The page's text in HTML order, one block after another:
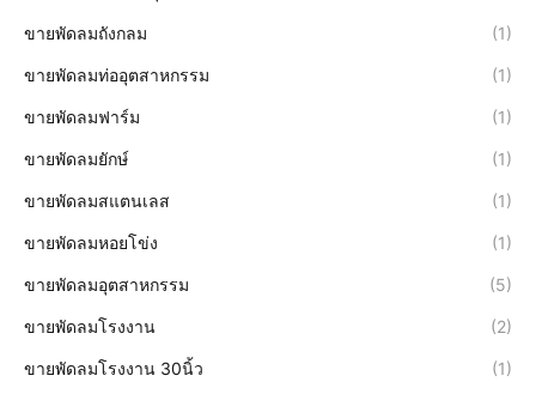
ขายพัดลมถังกลม (1)
ขายพัดลมท่ออุตสาหกรรม (1)
ขายพัดลมฟาร์ม (1)
ขายพัดลมยักษ์ (1)
ขายพัดลมสแตนเลส (1)
ขายพัดลมหอยโข่ง (1)
ขายพัดลมอุตสาหกรรม (5)
ขายพัดลมโรงงาน (2)
ขายพัดลมโรงงาน 30นิ้ว (1)